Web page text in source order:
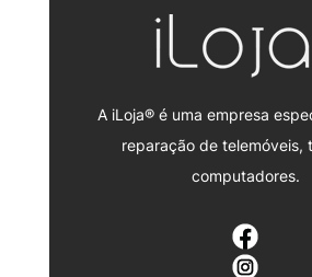
A iLoja® é uma empresa
reparação de telemóveis,
computadores.